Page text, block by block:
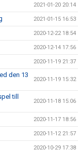
2021-01-20 20:14
2021-01-15 16:53
2020-12-22 18:54
2020-12-14 17:56
2020-11-19 21:37
den 13
2020-11-19 15:32
till
2020-11-18 15:06
2020-11-17 18:56
2020-11-12 21:57
2020-10-29 17:38